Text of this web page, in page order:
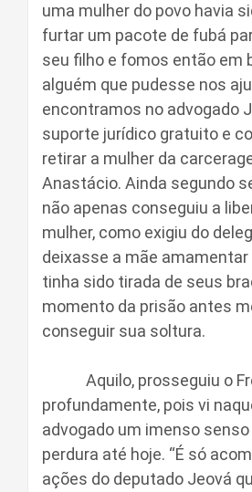
uma mulher do povo havia
furtar um pacote de fubá
seu filho e fomos então em
alguém que pudesse nos
encontramos no advogado
suporte jurídico gratuito e
retirar a mulher da
Anastácio. Ainda segundo
não apenas conseguiu a
mulher, como exigiu do
deixasse a mãe amamentar
tinha sido tirada de seus
momento da prisão antes
conseguir sua soltura.
Aquilo, prosseguiu o
profundamente, pois vi
advogado um imenso
perdura até hoje. “É só
ações do deputado Jeová